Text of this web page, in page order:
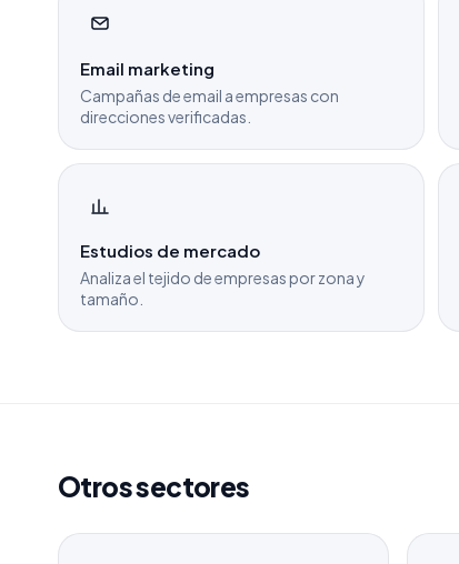
Email marketing
Campañas de email a empresas con
direcciones verificadas.
Estudios de mercado
Analiza el tejido de empresas por zona y
tamaño.
Otros sectores